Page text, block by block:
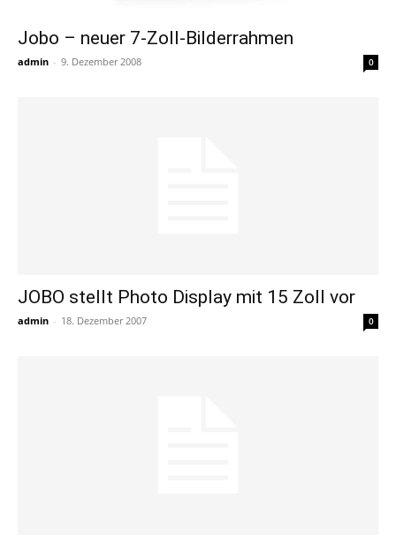
Jobo – neuer 7-Zoll-Bilderrahmen
admin - 9. Dezember 2008 0
JOBO stellt Photo Display mit 15 Zoll vor
admin - 18. Dezember 2007 0